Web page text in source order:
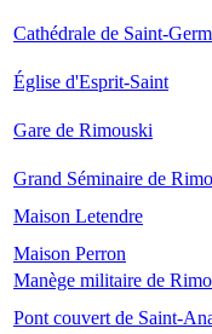
Cathédrale de Saint-
Église d'Esprit-Saint
Gare de Rimouski
Grand Séminaire de
Maison Letendre
Maison Perron
Manège militaire de
Pont couvert de Saint-